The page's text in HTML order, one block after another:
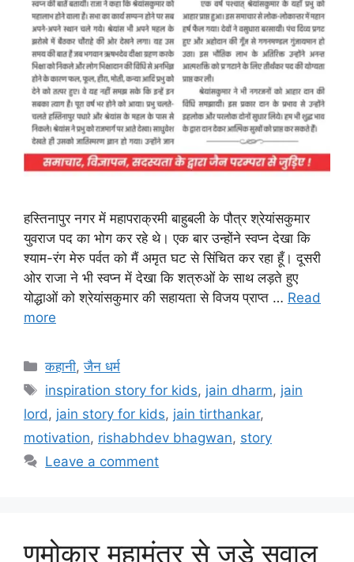
हस्तिनापुर नगर में महापराक्रमी बाहुबली के पौत्र श्रेयांसकुमार
युवराज पद का भोग कर रहे थे। एक बार उन्होंने स्वप्न देखा कि
श्याम-रंग मेरु पर्वत को मैं अमृत घट से सिंचित कर रहा हूँ। दूसरी
ओर राजा ने भी स्वप्न में देखा कि शत्रुओं के साथ लड़ते हुए
योद्धाओं को श्रेयांसकुमार की सहायता से विजय प्राप्त … Read
more
Categories
कहानी,जैन धर्म
Tags
inspiration story for kids, jain dharm, jain
lord , jain story for kids, jain tirthankar,
motivation, rishabhdev bhagwan, story
Leave a comment
णमोकार महामंत्र से जुड़े सवाल